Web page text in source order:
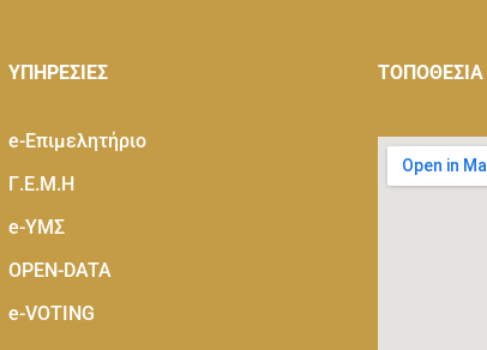
ΥΠΗΡΕΣΙΕΣ
e-Eπιμελητήριο
Γ.Ε.Μ.Η
e-ΥΜΣ
OPEN-DATA
e-VOTING
ΤΟΠΟΘΕΣΙΑ